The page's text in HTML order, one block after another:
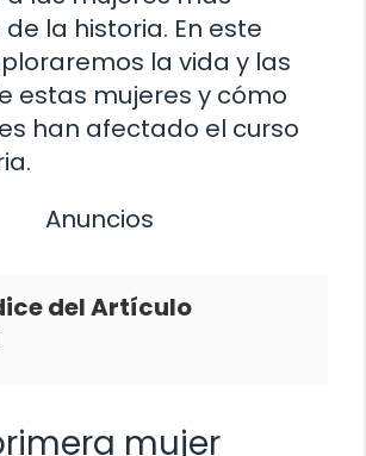
la historia. En este
la vida y las
estas mujeres y cómo
han afectado el curso
Anuncios
del Artículo
mujer